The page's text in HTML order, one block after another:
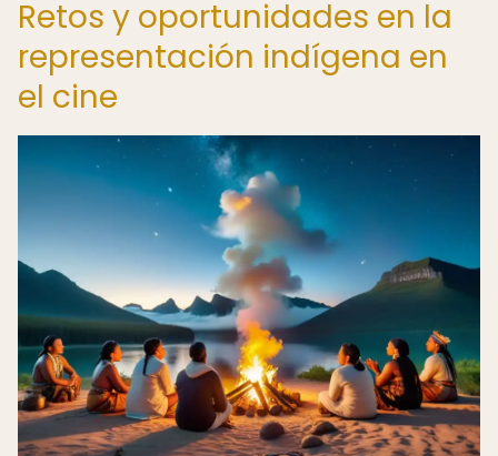
Retos y oportunidades en la
representación indígena en
el cine